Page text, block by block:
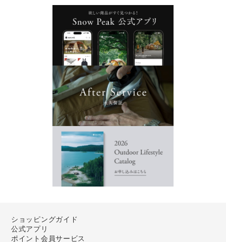
ショッピングガイド
公式アプリ
ポイント会員サービス